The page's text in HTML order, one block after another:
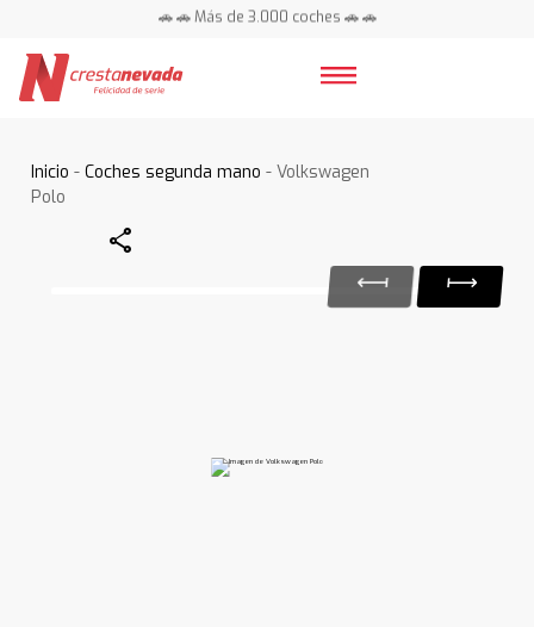
🚗 🚗 Más de 3.000 coches 🚗 🚗
Inicio -Coches segunda mano - Volkswagen
Polo
Share